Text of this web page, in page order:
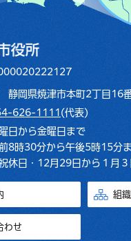
岡県焼津市本町2丁目16
626-1111 (代表)
日から金曜日まで
8時30分から午後5時15分
祝休日・12月29日から１月３
組
わせ